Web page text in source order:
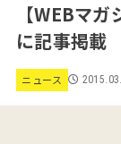
【WEBマ
に記事掲載
ニュース